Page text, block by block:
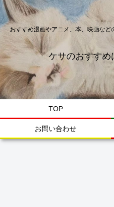
おすすめ漫画やアニメ、本、映画など
ケサのおすす
TOP
お問い合わせ